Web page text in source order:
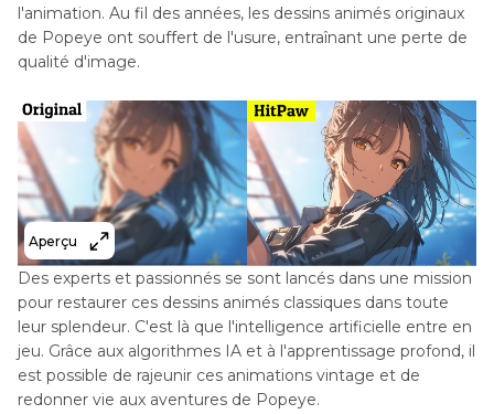
l'animation. Au fil des années, les dessins animés originaux
de Popeye ont souffert de l'usure, entraînant une perte de
qualité d'image.
Aperçu
Des experts et passionnés se sont lancés dans une mission
pour restaurer ces dessins animés classiques dans toute
leur splendeur. C'est là que l'intelligence artificielle entre en
jeu. Grâce aux algorithmes IA et à l'apprentissage profond, il
est possible de rajeunir ces animations vintage et de
redonner vie aux aventures de Popeye.